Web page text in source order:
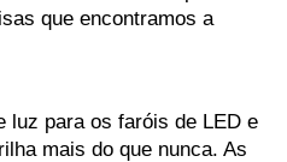
que encontramos a
luz para os faróis de LED e
mais do que nunca. As